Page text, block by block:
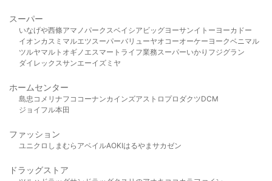
スーパー
いなげや西條アマノパークスベイシア ビッグヨーサンイトーヨーカドー
イオンカスミ マルエツスーパーバリューヤオコーオーケー ヨークベニマル
ツルヤマルト オギノ エスマート ライフ業務スーパーいかり フジグラン
ダイレックスサンエーイズミヤ
ホームセンター
島忠 コメリ ナフコ コーナンカインズアストロプロダクツDCM
ジョイフル本田
ファッション
ユニクロ しまむら アベイルAOKIはるやま サカゼン
ドラッグストア